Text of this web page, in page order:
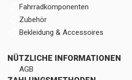
Fahrradkomponenten
Zubehör
Bekleidung & Accessoires
NÜTZLICHE INFORMATIONEN
AGB